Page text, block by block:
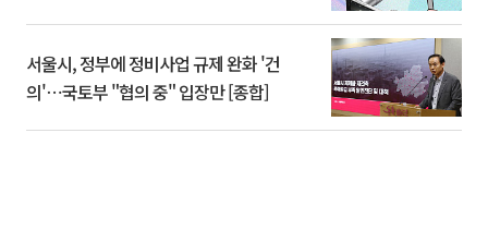
서울시, 정부에 정비사업 규제 완화 '건
의'⋯국토부 "협의 중" 입장만 [종합]